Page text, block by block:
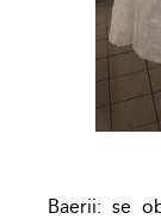
Baerii: se